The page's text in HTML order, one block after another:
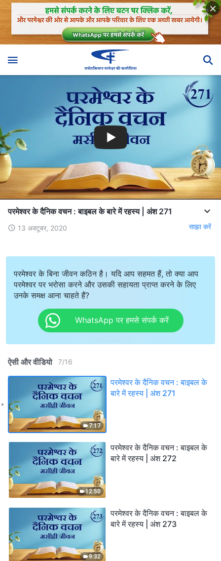
परमेश्वर के दैनिक वचन : बाइबल के बारे में रहस्य | अंश 271
13 अक्टूबर, 2020 साझा करें
परमेश्वर के बिना जीवन कठिन है। यदि आप सहमत हैं, तो क्या आप
परमेश्वर पर भरोसा करने और उसकी सहायता प्राप्त करने के लिए
उनके समक्ष आना चाहते हैं?
WhatsApp पर हमसे संपर्क करें
ऐसी और वीडियो 7/16
7:17
परमेश्वर के दैनिक वचन : बाइबल के
बारे में रहस्य | अंश 271
12:50
परमेश्वर के दैनिक वचन : बाइबल के
बारे में रहस्य | अंश 272
9:32
परमेश्वर के दैनिक वचन : बाइबल के
बारे में रहस्य | अंश 273